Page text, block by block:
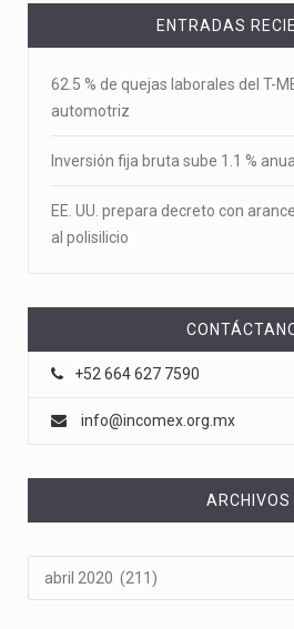
ENTRADAS
62.5 % de quejas laborales del T-
automotriz
Inversión fija bruta sube 1.1 %
EE. UU. prepara decreto con
al polisilicio
+52 664 627 7590
info@incomex.org.mx
ARCHIVOS